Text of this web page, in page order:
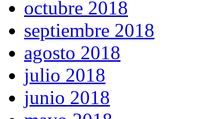
octubre 2018
septiembre 2018
agosto 2018
julio 2018
junio 2018